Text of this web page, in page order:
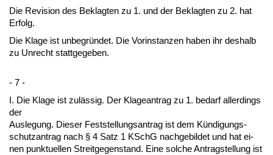
Die Re­vi­si­on des Be­klag­ten zu 1. und der Be­klag­ten zu 2. hat
Er­folg.
Die Kla­ge ist un­be­gründet. Die Vor­in­stan­zen ha­ben ihr des­halb
zu Un­recht statt­ge­ge­ben.
- 7 -
I. Die Kla­ge ist zulässig. Der Kla­ge­an­trag zu 1. be­darf al­ler­dings
der
Aus­le­gung. Die­ser Fest­stel­lungs­an­trag ist dem Kündi­gungs­
schutz­an­trag nach § 4 Satz 1 KSchG nach­ge­bil­det und hat ei­
nen punk­tu­el­len Streit­ge­gen­stand. Ei­ne sol­che An­trag­stel­lung ist